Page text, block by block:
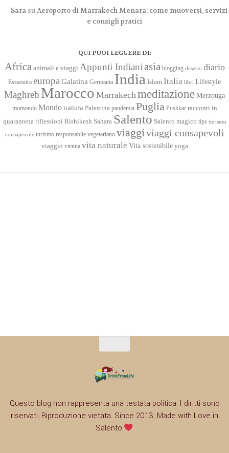
Sara suAeroporto di Marrakech Menara: come muoversi, servizi
e consigli pratici
QUI PUOI LEGGERE DI:
Africa animali e viaggi Appunti Indianiasia blogging deserto diario
Essaouira europaGalatina Germania India Islam Italia libri Lifestyle
Maghreb Marocco MarrakechmeditazioneMerzouga
momondo Mondo natura Palestina pandemia Puglia Pushkar racconti in
quarantena riflessioni Rishikesh Sahara Salento Salento magico tips turismo
consapevole turismo responsabile vegetariano viaggiviaggi consapevoli
viaggio vienna vita naturale Vita sostenibile yoga
Questo blog non rappresenta una testata politica. I diritti sono
riservati. Riproduzione vietata. Since 2013, Made with Love in
Salento.